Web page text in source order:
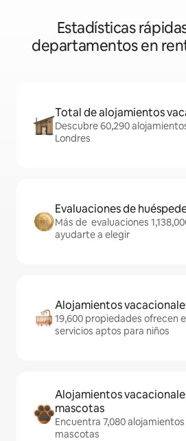
Estadísticas
departamentos en
Total de alojamientos
Descubre 60,290
Londres
Evaluaciones de
Más de evaluaciones
ayudarte a elegir
Alojamientos
19,600 propiedades ofrecen
servicios aptos para niños
Alojamientos
mascotas
Encuentra 7,080
mascotas